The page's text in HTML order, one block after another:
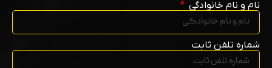
نام و نام خانوادگی
شماره تلفن ثابت